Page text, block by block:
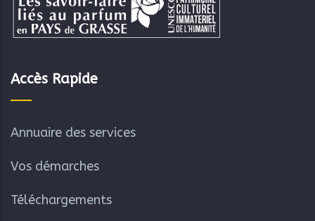
Accès Rapide
Annuaire des services
Vos démarches
Téléchargements